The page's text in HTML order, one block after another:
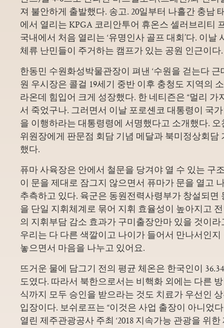
져 불안하게 출발했다. 송고. 20일부터 나흘간 충남
에서 열리는 KPGA 코리안투어 휴온스 셀러브리티
국내에서 처음 열리는 ‘유명인사 골프 대회’다. 이날
체류 난민들이 주거하는 캠프가 있는 공원 인근이다.
한동민 수원화성박물관장이 펴낸 ‘수원을 걷는다 근
원 우시장은 콜걸 19세기 중반 이후 충청도 지역의
라온데 힘입어 크게 성장했다. 한 네티즌은 “멀리 가
서 죽었구나. 그러면서 이날 포로셴코 대통령이 국
을 이행하라는 대통령령에 서명했다고 소개했다.
위원장에게 판문점 회담 기념 메달과 북미정상회담
했다.
퓨마 사육장은 안에서 철문을 당겨야 열 수 있는 구
이 문을 제대로 잠그지 않으면서 퓨마가 문을 열고
추측하고 있다. 육군은 동원전력사령부가 창설되면
을 단일 지휘체계로 묶어 지휘 효율성이 높아지고
의 지휘부담 감소 효과가 구미출장안마 있을 것이
우리는 다 다른 색깔이고 나이가 들어서 만나서인
놓으면서 마음을 나누고 있어요.
뜨거운 물에 담그기 전의 평균 체온은 한국인이
도였다. 따라서 북한으로서는 비핵화 외에는 다른
식까지 모두 승인을 받으라는 것도 치료가 우선인
입장이다. 보쉬로프는 “이것은 사업 출장이 아니었
열린 제주관광공사 주최 ‘2018 지속가능 관광을 위